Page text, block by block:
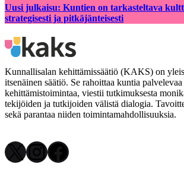
Uusi julkaisu: Kuntien on tarkasteltava
strategisesti ja pitkäjänteisesti
Kunnallisalan kehittämissäätiö (KAKS) on
itsenäinen säätiö. Se rahoittaa kuntia
kehittämistoimintaa, viestii tutkimuksesta
tekijöiden ja tutkijoiden välistä dialogia.
sekä parantaa niiden toimintamahdollisuuksia.
X Instagram Facebook